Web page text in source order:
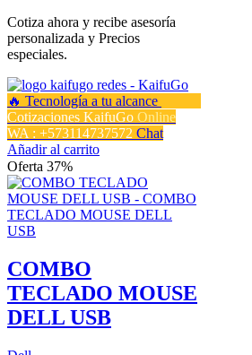
Cotiza ahora y recibe asesoría
personalizada y Precios
especiales.
Cotizaciones KaifuGo Online
WA : +573114737572 Chat
Añadir al carrito
Oferta 37%
COMBO
TECLADO MOUSE
DELL USB